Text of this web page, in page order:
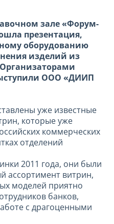
зале «Форум-
презентация,
оборудованию
изделий из
ООО «ДИИП
уже известные
которые уже
коммерческих
отделений
2011 года, они были
ассортимент витрин,
моделей приятно
банков,
с драгоценными